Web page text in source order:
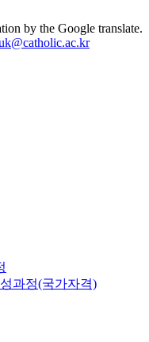
by the Google translate.
과정(국가자격)